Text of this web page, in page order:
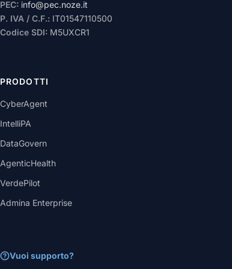
PEC: info@pec.noze.it
P. IVA / C.F.: IT01547110500
Codice SDI: M5UXCR1
PRODOTTI
CyberAgent
IntelliPA
DataGovern
AgenticHealth
VerdePilot
Admina Enterprise
Vuoi supporto?